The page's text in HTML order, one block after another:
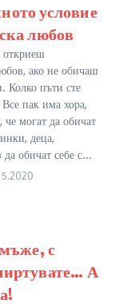
условие
любов
ако не обичаш
Колко пъти сте
пак има хора,
че могат да обичат
деца,
да обичат себе с...
с
А